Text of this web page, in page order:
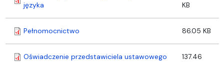
języka
KB
Pełnomocnictwo 86.05 KB
Oświadczenie przedstawiciela ustawowego
137.46